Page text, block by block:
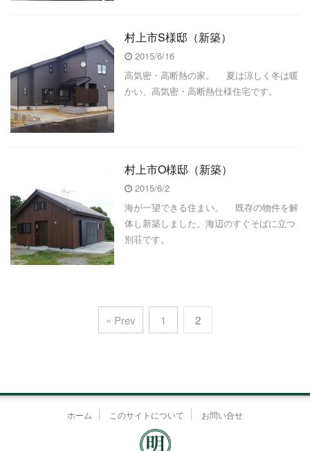
村上市S様邸（新築）
2015/6/16
高気密・高断熱の家。 夏は涼しく冬は暖
かい、高気密・高断熱仕様住宅です。
村上市O様邸（新築）
2015/6/2
海が一望できる住まい。 既存の物件を解
体し新築しました。海辺のすぐそばに立つ
別荘です。
« Prev 1 2
ホーム このサイトについて お問い合せ